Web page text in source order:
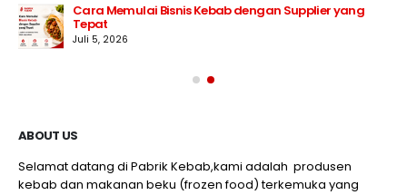
Cara Memulai Bisnis Kebab dengan Supplier yang
Tepat
Juli 5, 2026
ABOUT US
Selamat datang di Pabrik Kebab,kami adalah produsen
kebab dan makanan beku (frozen food) terkemuka yang